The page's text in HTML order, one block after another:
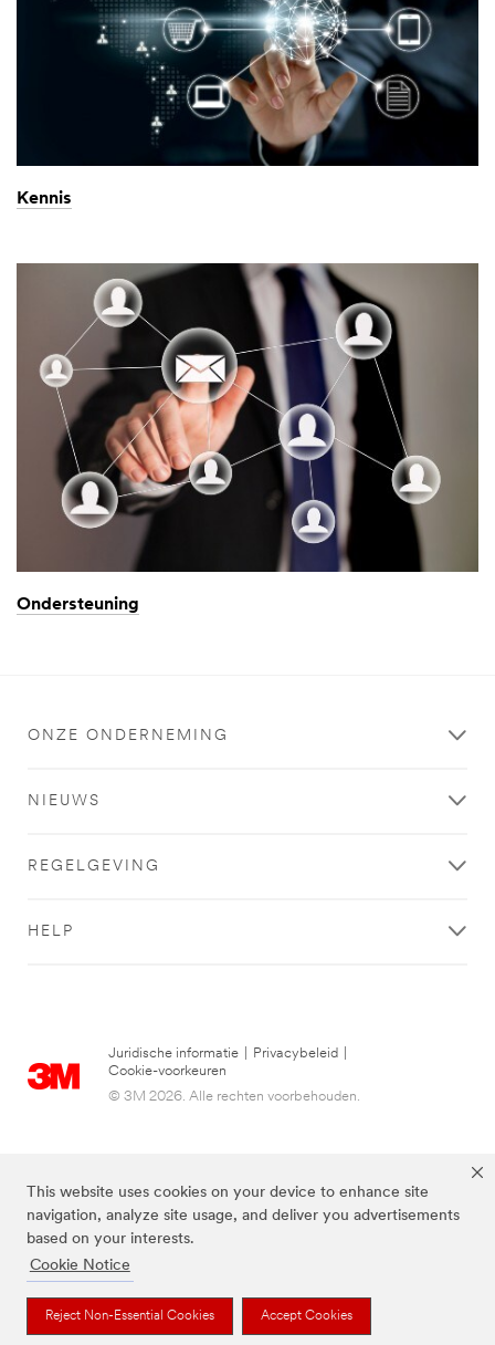
This website uses cookies on your device to enhance site
navigation, analyze site usage, and deliver you advertisements
based on your interests.
Cookie Notice
Reject Non-Essential Cookies Accept Cookies
Kennis
Ondersteuning
ONZE ONDERNEMING
NIEUWS
REGELGEVING
HELP
Juridische informatie Privacybeleid
Cookie-voorkeuren
© 3M 2026. Alle rechten voorbehouden.
De bovenstaande merken zijn handelsmerken van 3M.we